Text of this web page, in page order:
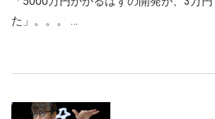
た」。。。 …